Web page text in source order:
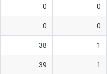
0 0
0 0
38 1
39 1